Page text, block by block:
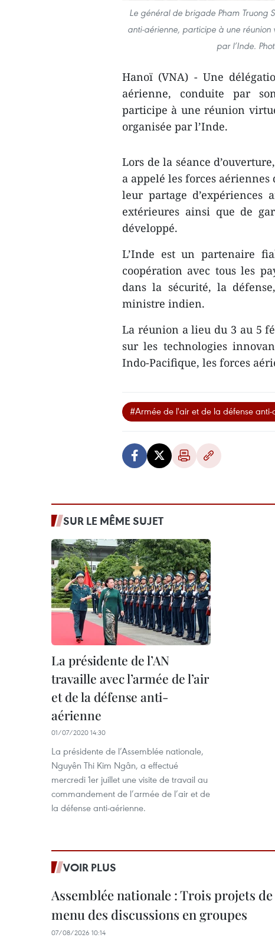
Le général de brigade Pham Truong
anti-aérienne, participe à une
par l’Inde.
Hanoï (VNA) - Une
aérienne, conduite par
participe à une réunion
organisée par l’Inde.
Lors de la séance
a appelé les forces
leur partage d’expériences
extérieures ainsi que de
développé.
L’Inde est un partenaire
coopération avec tous les
dans la sécurité, la
ministre indien.
La réunion a lieu du 3 au 5
sur les technologies
Indo-Pacifique, les forces
#Armée de l'air et de la défense anti-
SUR LE MÊME SUJET
La présidente de l’AN
travaille avec l’armée de l’air
et de la défense anti-
aérienne
01/07/2020 14:30
La présidente de l’Assemblée nationale,
Nguyên Thi Kim Ngân, a effectué
mercredi 1er juillet une visite de travail au
commandement de l’armée de l’air et de
la défense anti-aérienne.
VOIR PLUS
Assemblée nationale : Trois projets
menu des discussions en groupes
07/08/2026 10:14